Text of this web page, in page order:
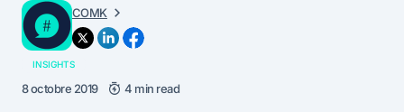
COMK
INSIGHTS
8 octobre 2019 4 min read